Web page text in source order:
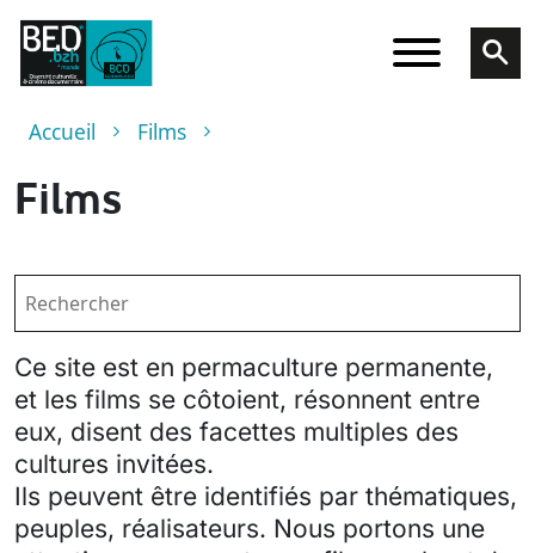
Aller au contenu principal
Fil d'Ariane
Accueil Films
Films
Ce site est en permaculture permanente,
et les films se côtoient, résonnent entre
eux, disent des facettes multiples des
cultures invitées.
Ils peuvent être identifiés par thématiques,
peuples, réalisateurs. Nous portons une